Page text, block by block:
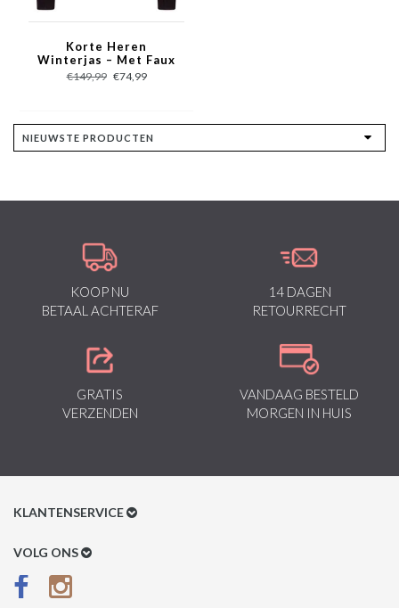
Korte Heren
Winterjas – Met Faux
Bontkraag – Rood
€149,99 €74,99
KOOP NU
BETAAL ACHTERAF
14 DAGEN
RETOURRECHT
GRATIS
VERZENDEN
VANDAAG BESTELD
MORGEN IN HUIS
KLANTENSERVICE
Klantenservice
Betaalmethoden
VOLG ONS